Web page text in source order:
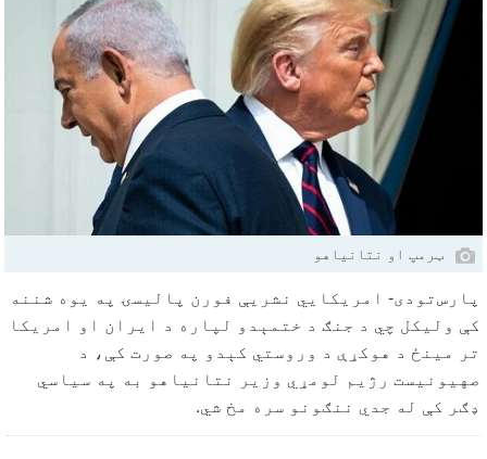
ټرمپ او نتانیاهو
پارس‌تودی- امریکایي نشریې فورن پالیسۍ په یوه شننه
کې ولیکل چي د جنګ د ختمېدو لپاره د ایران او امریکا
تر مینځ د هوکړې د وروستي کېدو په صورت کې، د
صهیونیست رژیم لومړي وزیر نتانیاهو به په سیاسي
ډګر کې له جدي ننګونو سره مخ شي.